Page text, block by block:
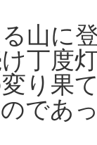
山に
丁度
り果
であ